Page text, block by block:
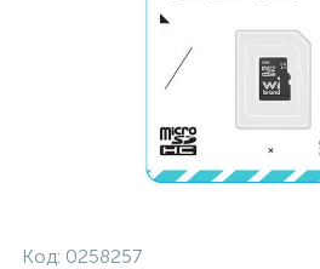
Код: 0258257